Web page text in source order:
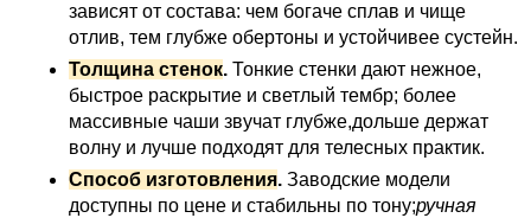
зависят от состава: чем богаче сплав и чище
отлив, тем глубже обертоны и устойчивее сустейн.
Толщина стенок. Тонкие стенки дают нежное,
быстрое раскрытие и светлый тембр; более
массивные чаши звучат глубже,дольше держат
волну и лучше подходят для телесных практик.
Способ изготовления. Заводские модели
доступны по цене и стабильны по тону;ручная